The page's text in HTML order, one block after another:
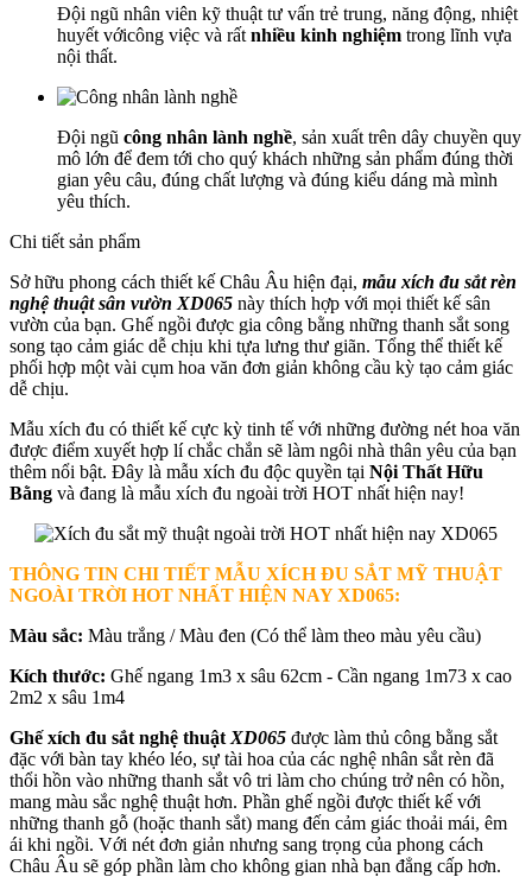
Đội ngũ nhân viên kỹ thuật tư vấn trẻ trung, năng động, nhiệt
huyết vớicông việc và rất nhiều kinh nghiệm trong lĩnh vựa
nội thất.
Đội ngũ công nhân lành nghề, sản xuất trên dây chuyền quy
mô lớn để đem tới cho quý khách những sản phẩm đúng thời
gian yêu câu, đúng chất lượng và đúng kiểu dáng mà mình
yêu thích.
Chi tiết sản phẩm
Sở hữu phong cách thiết kế Châu Âu hiện đại, mẫu xích đu sắt rèn
nghệ thuật sân vườn XD065 này thích hợp với mọi thiết kế sân
vườn của bạn. Ghế ngồi được gia công bằng những thanh sắt song
song tạo cảm giác dễ chịu khi tựa lưng thư giãn. Tổng thể thiết kế
phối hợp một vài cụm hoa văn đơn giản không cầu kỳ tạo cảm giác
dễ chịu.
Mẫu xích đu có thiết kế cực kỳ tinh tế với những đường nét hoa văn
được điểm xuyết hợp lí chắc chắn sẽ làm ngôi nhà thân yêu của bạn
thêm nổi bật. Đây là mẫu xích đu độc quyền tại Nội Thất Hữu
Bằng và đang là mẫu xích đu ngoài trời HOT nhất hiện nay!
THÔNG TIN CHI TIẾT MẪU XÍCH ĐU SẮT MỸ THUẬT
NGOÀI TRỜI HOT NHẤT HIỆN NAY XD065:
Màu sắc: Màu trắng / Màu đen (Có thể làm theo màu yêu cầu)
Kích thước: Ghế ngang 1m3 x sâu 62cm - Cần ngang 1m73 x cao
2m2 x sâu 1m4
Ghế xích đu sắt nghệ thuật XD065 được làm thủ công bằng sắt
đặc với bàn tay khéo léo, sự tài hoa của các nghệ nhân sắt rèn đã
thổi hồn vào những thanh sắt vô tri làm cho chúng trở nên có hồn,
mang màu sắc nghệ thuật hơn. Phần ghế ngồi được thiết kế với
những thanh gỗ (hoặc thanh sắt) mang đến cảm giác thoải mái, êm
ái khi ngồi. Với nét đơn giản nhưng sang trọng của phong cách
Châu Âu sẽ góp phần làm cho không gian nhà bạn đẳng cấp hơn.